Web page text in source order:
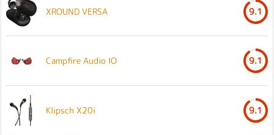
XROUND VERSA 9.1
Campfire Audio IO 9.1
Klipsch X20i 9.1